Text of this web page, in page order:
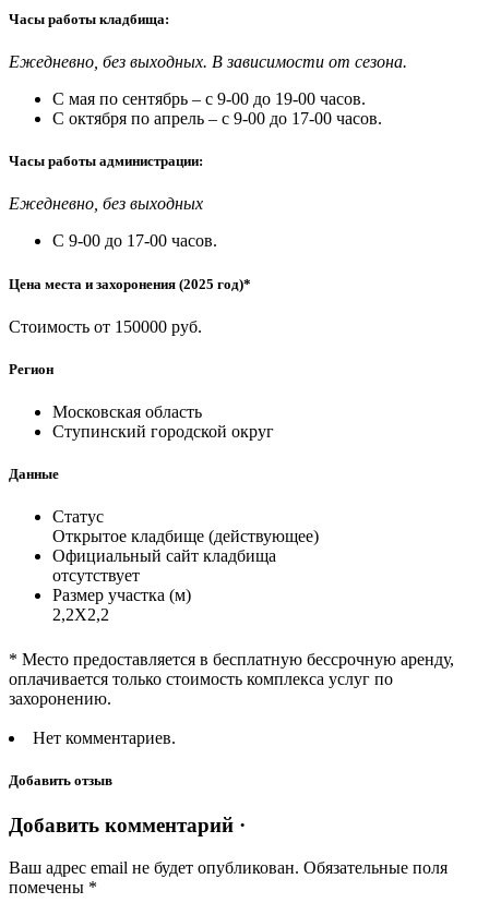
Часы работы кладбища:
Ежедневно, без выходных. В зависимости от сезона.
С мая по сентябрь – с 9-00 до 19-00 часов.
С октября по апрель – с 9-00 до 17-00 часов.
Часы работы администрации:
Ежедневно, без выходных
С 9-00 до 17-00 часов.
Цена места и захоронения (2025 год)*
Стоимость от 150000 руб.
Регион
Московская область
Ступинский городской округ
Данные
Статус
Открытое кладбище (действующее)
Официальный сайт кладбища
отсутствует
Размер участка (м)
2,2Х2,2
* Место предоставляется в бесплатную бессрочную аренду,
оплачивается только стоимость комплекса услуг по
захоронению.
Нет комментариев.
Добавить отзыв
Добавить комментарий ·
Ваш адрес email не будет опубликован. Обязательные поля
помечены *